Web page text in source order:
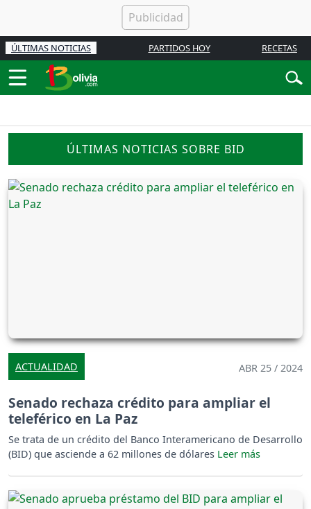
ÚLTIMAS NOTICIAS PARTIDOS HOY RECETAS
ÚLTIMAS NOTICIAS SOBRE BID
ACTUALIDAD ABR 25 / 2024
Senado rechaza crédito para ampliar el
teleférico en La Paz
Se trata de un crédito del Banco Interamericano de Desarrollo
(BID) que asciende a 62 millones de dólares